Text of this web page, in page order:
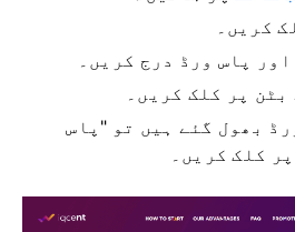
کریں۔
پاس ورڈ درج کریں۔
بٹن پر کلک کریں۔
بھول گئے ہیں تو "پاس
کلک کریں۔